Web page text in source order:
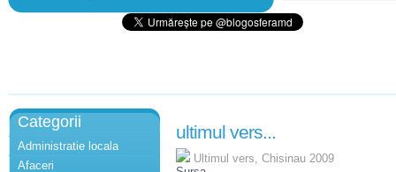
Categorii
Administratie locala
Afaceri
ultimul vers...
Ultimul vers, Chisinau 2009